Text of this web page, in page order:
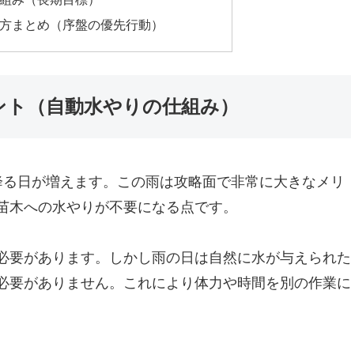
まとめ（序盤の優先行動）
（自動水やりの仕組み）
日が増えます。この雨は攻略面で非常に大きなメリ
への水やりが不要になる点です。
があります。しかし雨の日は自然に水が与えられた
がありません。これにより体力や時間を別の作業に